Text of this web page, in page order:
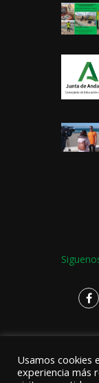
Usamos cookies
experiencia más